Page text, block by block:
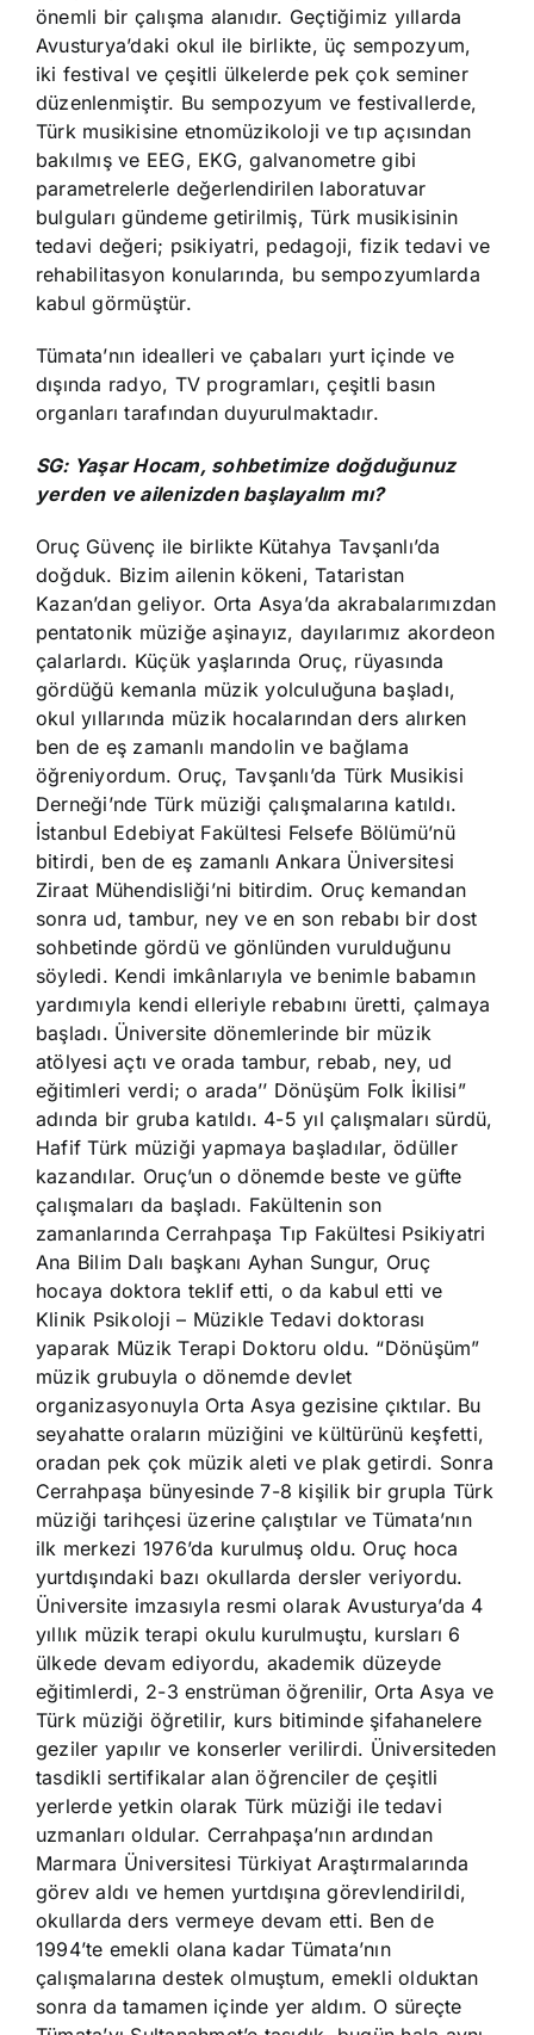
önemli bir çalışma alanıdır. Geçtiğimiz yıllarda
Avusturya’daki okul ile birlikte, üç sempozyum,
iki festival ve çeşitli ülkelerde pek çok seminer
düzenlenmiştir. Bu sempozyum ve festivallerde,
Türk musikisine etnomüzikoloji ve tıp açısından
bakılmış ve EEG, EKG, galvanometre gibi
parametrelerle değerlendirilen laboratuvar
bulguları gündeme getirilmiş, Türk musikisinin
tedavi değeri; psikiyatri, pedagoji, fizik tedavi ve
rehabilitasyon konularında, bu sempozyumlarda
kabul görmüştür.
Tümata’nın idealleri ve çabaları yurt içinde ve
dışında radyo, TV programları, çeşitli basın
organları tarafından duyurulmaktadır.
SG: Yaşar Hocam, sohbetimize doğduğunuz
yerden ve ailenizden başlayalım mı?
Oruç Güvenç ile birlikte Kütahya Tavşanlı’da
doğduk. Bizim ailenin kökeni, Tataristan
Kazan’dan geliyor. Orta Asya’da akrabalarımızdan
pentatonik müziğe aşinayız, dayılarımız akordeon
çalarlardı. Küçük yaşlarında Oruç, rüyasında
gördüğü kemanla müzik yolculuğuna başladı,
okul yıllarında müzik hocalarından ders alırken
ben de eş zamanlı mandolin ve bağlama
öğreniyordum. Oruç, Tavşanlı’da Türk Musikisi
Derneği’nde Türk müziği çalışmalarına katıldı.
İstanbul Edebiyat Fakültesi Felsefe Bölümü’nü
bitirdi, ben de eş zamanlı Ankara Üniversitesi
Ziraat Mühendisliği’ni bitirdim. Oruç kemandan
sonra ud, tambur, ney ve en son rebabı bir dost
sohbetinde gördü ve gönlünden vurulduğunu
söyledi. Kendi imkânlarıyla ve benimle babamın
yardımıyla kendi elleriyle rebabını üretti, çalmaya
başladı. Üniversite dönemlerinde bir müzik
atölyesi açtı ve orada tambur, rebab, ney, ud
eğitimleri verdi; o arada’’ Dönüşüm Folk İkilisi”
adında bir gruba katıldı. 4-5 yıl çalışmaları sürdü,
Hafif Türk müziği yapmaya başladılar, ödüller
kazandılar. Oruç’un o dönemde beste ve güfte
çalışmaları da başladı. Fakültenin son
zamanlarında Cerrahpaşa Tıp Fakültesi Psikiyatri
Ana Bilim Dalı başkanı Ayhan Sungur, Oruç
hocaya doktora teklif etti, o da kabul etti ve
Klinik Psikoloji – Müzikle Tedavi doktorası
yaparak Müzik Terapi Doktoru oldu. “Dönüşüm”
müzik grubuyla o dönemde devlet
organizasyonuyla Orta Asya gezisine çıktılar. Bu
seyahatte oraların müziğini ve kültürünü keşfetti,
oradan pek çok müzik aleti ve plak getirdi. Sonra
Cerrahpaşa bünyesinde 7-8 kişilik bir grupla Türk
müziği tarihçesi üzerine çalıştılar ve Tümata’nın
ilk merkezi 1976’da kurulmuş oldu. Oruç hoca
yurtdışındaki bazı okullarda dersler veriyordu.
Üniversite imzasıyla resmi olarak Avusturya’da 4
yıllık müzik terapi okulu kurulmuştu, kursları 6
ülkede devam ediyordu, akademik düzeyde
eğitimlerdi, 2-3 enstrüman öğrenilir, Orta Asya ve
Türk müziği öğretilir, kurs bitiminde şifahanelere
geziler yapılır ve konserler verilirdi. Üniversiteden
tasdikli sertifikalar alan öğrenciler de çeşitli
yerlerde yetkin olarak Türk müziği ile tedavi
uzmanları oldular. Cerrahpaşa’nın ardından
Marmara Üniversitesi Türkiyat Araştırmalarında
görev aldı ve hemen yurtdışına görevlendirildi,
okullarda ders vermeye devam etti. Ben de
1994’te emekli olana kadar Tümata’nın
çalışmalarına destek olmuştum, emekli olduktan
sonra da tamamen içinde yer aldım. O süreçte